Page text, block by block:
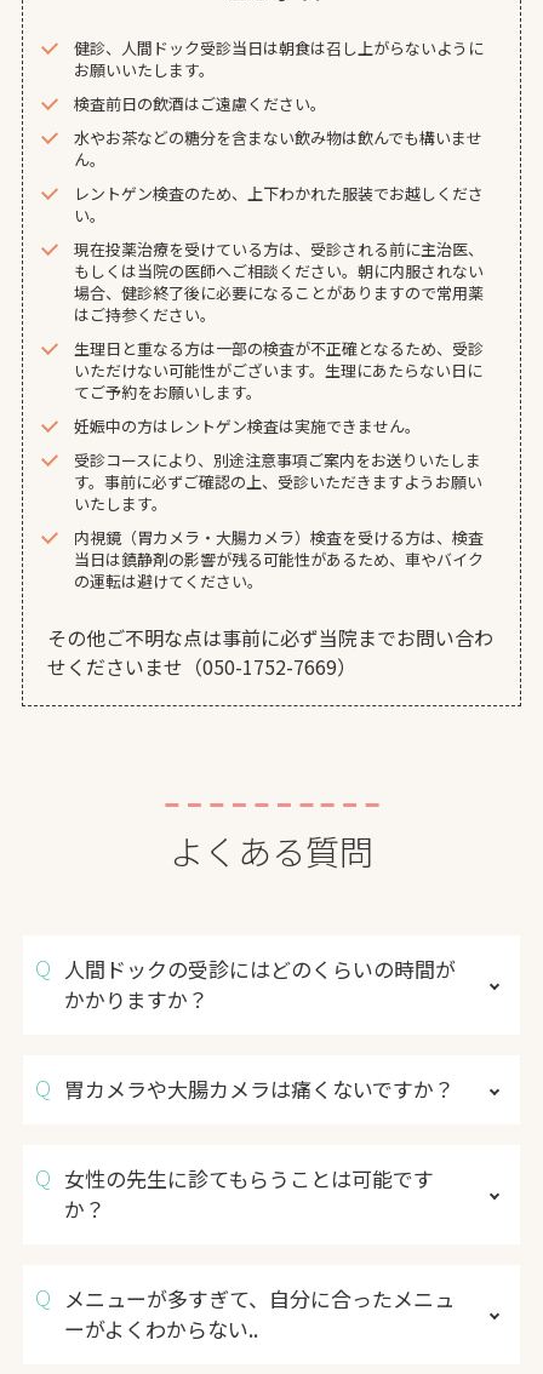
健診、人間ドック受診当日は朝食は召し上がらないように
お願いいたします。
検査前日の飲酒はご遠慮ください。
水やお茶などの糖分を含まない飲み物は飲んでも構いませ
ん。
レントゲン検査のため、上下わかれた服装でお越しくださ
い。
現在投薬治療を受けている方は、受診される前に主治医、
もしくは当院の医師へご相談ください。朝に内服されない
場合、健診終了後に必要になることがありますので常用薬
はご持参ください。
生理日と重なる方は一部の検査が不正確となるため、受診
いただけない可能性がございます。生理にあたらない日に
てご予約をお願いします。
妊娠中の方はレントゲン検査は実施できません。
受診コースにより、別途注意事項ご案内をお送りいたしま
す。事前に必ずご確認の上、受診いただきますようお願い
いたします。
内視鏡（胃カメラ・大腸カメラ）検査を受ける方は、検査
当日は鎮静剤の影響が残る可能性があるため、車やバイク
の運転は避けてください。
その他ご不明な点は事前に必ず当院までお問い合わ
せくださいませ（050-1752-7669）
よくある質問
人間ドックの受診にはどのくらいの時間が
かかりますか？
胃カメラや大腸カメラは痛くないですか？
女性の先生に診てもらうことは可能です
か？
メニューが多すぎて、自分に合ったメニュ
ーがよくわからない..